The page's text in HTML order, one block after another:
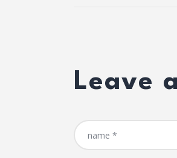
Leave